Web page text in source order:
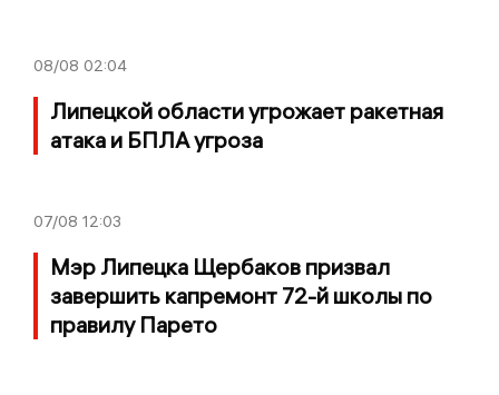
08/08 02:04
Липецкой области угрожает ракетная
атака и БПЛА угроза
07/08 12:03
Мэр Липецка Щербаков призвал
завершить капремонт 72-й школы по
правилу Парето